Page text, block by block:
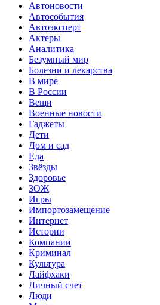
Автоновости
Автособытия
Автоэксперт
Актеры
Аналитика
Безумный мир
Болезни и лекарства
В мире
В России
Вещи
Военные новости
Гаджеты
Дети
Дом и сад
Еда
Звёзды
Здоровье
ЗОЖ
Игры
Импортозамещение
Интернет
Истории
Компании
Криминал
Культура
Лайфхаки
Личный счет
Люди